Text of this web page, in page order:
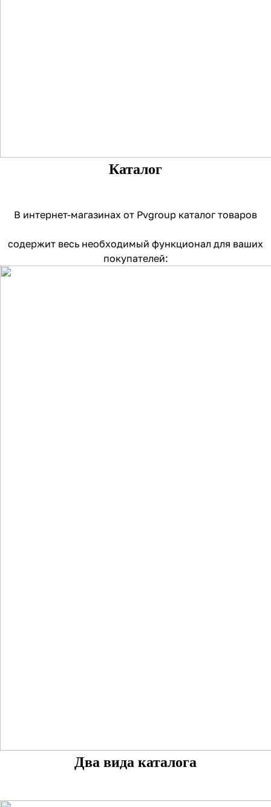
Каталог
В интернет-магазинах от Pvgroup каталог товаров
содержит весь необходимый функционал для ваших
покупателей:
Два вида каталога